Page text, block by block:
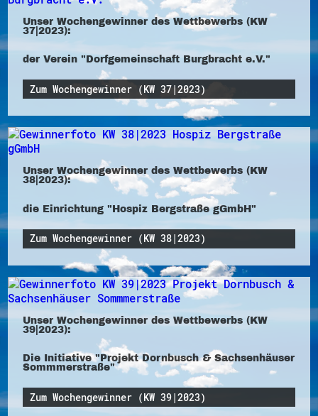
Unser Wochengewinner des Wettbewerbs (KW
37|2023):
der Verein "Dorfgemeinschaft Burgbracht e.V."
Zum Wochengewinner (KW 37|2023)
Unser Wochengewinner des Wettbewerbs (KW
38|2023):
die Einrichtung "Hospiz Bergstraße gGmbH"
Zum Wochengewinner (KW 38|2023)
Unser Wochengewinner des Wettbewerbs (KW
39|2023):
Die Initiative "Projekt Dornbusch & Sachsenhäuser
Sommmerstraße"
Zum Wochengewinner (KW 39|2023)